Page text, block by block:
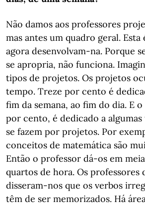
Não damos aos professores
mas antes um quadro geral. Esta
agora desenvolvam-na. Porque
se apropria, não funciona.
tipos de projetos. Os projetos
tempo. Treze por cento é
fim da semana, ao fim do dia. E
por cento, é dedicado a algumas
se fazem por projetos. Por
conceitos de matemática são
Então o professor dá-os em
quartos de hora. Os professores
disseram-nos que os verbos
têm de ser memorizados. Há